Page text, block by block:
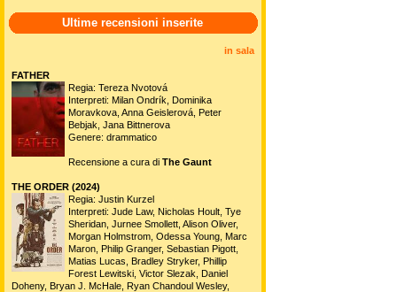
Ultime recensioni inserite
in sala
FATHER
Regia: Tereza Nvotová
Interpreti: Milan Ondrík, Dominika
Moravkova, Anna Geislerová, Peter
Bebjak, Jana Bittnerova
Genere: drammatico
Recensione a cura di The Gaunt
THE ORDER (2024)
Regia: Justin Kurzel
Interpreti: Jude Law, Nicholas Hoult, Tye
Sheridan, Jurnee Smollett, Alison Oliver,
Morgan Holmstrom, Odessa Young, Marc
Maron, Philip Granger, Sebastian Pigott,
Matias Lucas, Bradley Stryker, Phillip
Forest Lewitski, Victor Slezak, Daniel
Doheny, Bryan J. McHale, Ryan Chandoul Wesley,